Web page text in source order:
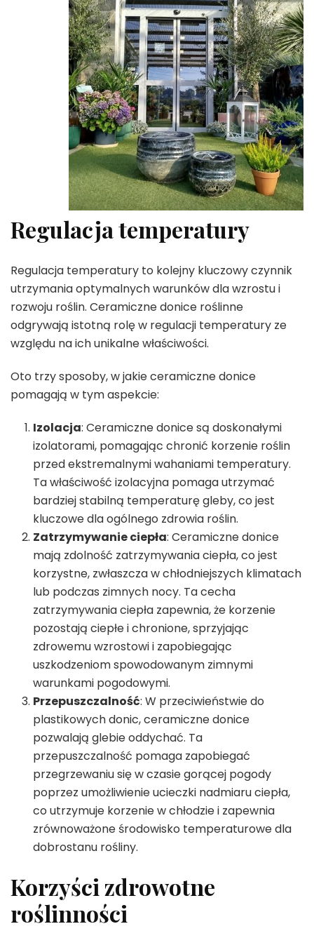
Regulacja temperatury
Regulacja temperatury to kolejny kluczowy czynnik
utrzymania optymalnych warunków dla wzrostu i
rozwoju roślin. Ceramiczne donice roślinne
odgrywają istotną rolę w regulacji temperatury ze
względu na ich unikalne właściwości.
Oto trzy sposoby, w jakie ceramiczne donice
pomagają w tym aspekcie:
Izolacja: Ceramiczne donice są doskonałymi
izolatorami, pomagając chronić korzenie roślin
przed ekstremalnymi wahaniami temperatury.
Ta właściwość izolacyjna pomaga utrzymać
bardziej stabilną temperaturę gleby, co jest
kluczowe dla ogólnego zdrowia roślin.
Zatrzymywanie ciepła: Ceramiczne donice
mają zdolność zatrzymywania ciepła, co jest
korzystne, zwłaszcza w chłodniejszych klimatach
lub podczas zimnych nocy. Ta cecha
zatrzymywania ciepła zapewnia, że korzenie
pozostają ciepłe i chronione, sprzyjając
zdrowemu wzrostowi i zapobiegając
uszkodzeniom spowodowanym zimnymi
warunkami pogodowymi.
Przepuszczalność: W przeciwieństwie do
plastikowych donic, ceramiczne donice
pozwalają glebie oddychać. Ta
przepuszczalność pomaga zapobiegać
przegrzewaniu się w czasie gorącej pogody
poprzez umożliwienie ucieczki nadmiaru ciepła,
co utrzymuje korzenie w chłodzie i zapewnia
zrównoważone środowisko temperaturowe dla
dobrostanu rośliny.
Korzyści zdrowotne
roślinności